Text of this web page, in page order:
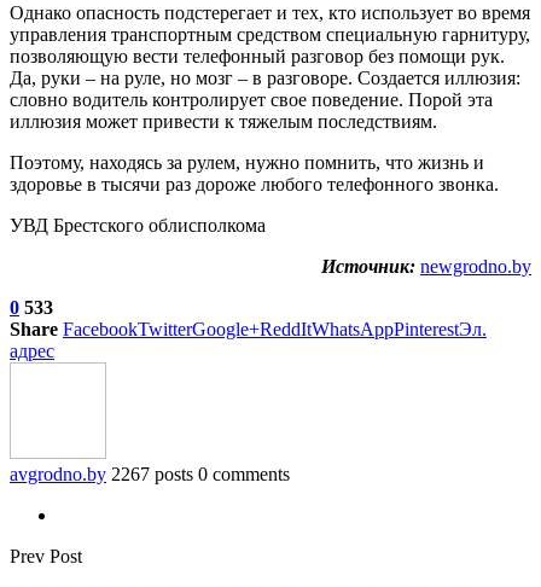
Однако опасность подстерегает и тех, кто использует во время
управления транспортным средством специальную гарнитуру,
позволяющую вести телефонный разговор без помощи рук.
Да, руки – на руле, но мозг – в разговоре. Создается иллюзия:
словно водитель контролирует свое поведение. Порой эта
иллюзия может привести к тяжелым последствиям.
Поэтому, находясь за рулем, нужно помнить, что жизнь и
здоровье в тысячи раз дороже любого телефонного звонка.
УВД Брестского облисполкома
Источник: newgrodno.by
0 533
Share FacebookTwitterGoogle+ReddItWhatsAppPinterestЭл.
адрес
avgrodno.by 2267 posts 0 comments
Prev Post